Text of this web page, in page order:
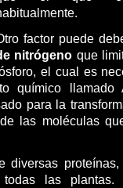
factor puede
nitrógeno que
el cual es
químico llamado
para la
las moléculas
diversas
las plantas.